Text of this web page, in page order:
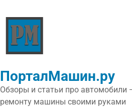
ПорталМашин.ру
Обзоры и статьи про автомобили
ремонту машины своими руками